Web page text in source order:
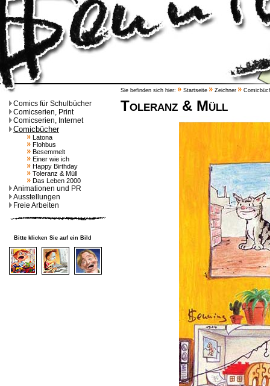
Comics für Schulbücher
Comicserien, Print
Comicserien, Internet
Comicbücher
Latona
Flohbus
Besemmelt
Einer wie ich
Happy Birthday
Toleranz & Müll
Das Leben 2000
Animationen und PR
Ausstellungen
Freie Arbeiten
Bitte klicken Sie auf ein Bild
Sie befinden sich hier: Startseite Zeichner
Toleranz & Müll